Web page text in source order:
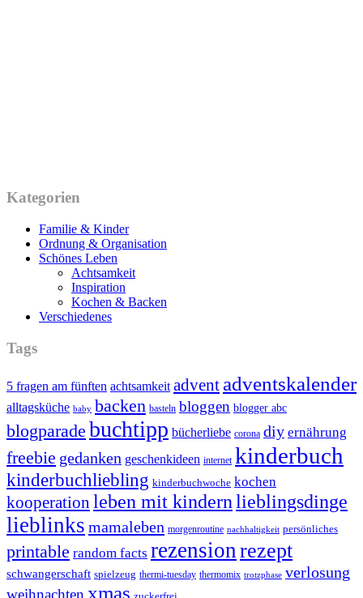
Kategorien
Familie & Kinder
Ordnung & Organisation
Schönes Leben
Achtsamkeit
Inspiration
Kochen & Backen
Verschiedenes
Tags
5 fragen am fünften achtsamkeit advent adventskalender
alltagsküche baby backen basteln bloggen blogger abc
blogparade buchtipp bücherliebe corona diy ernährung
freebie gedanken geschenkideen internet kinderbuch
kinderbuchliebling kinderbuchwoche kochen
kooperation leben mit kindernlieblingsdinge
lieblinks mamaleben morgenroutine nachhaltigkeit persönliches
printable random facts rezensionrezept
schwangerschaft spielzeug thermi-tuesday thermomix trotzphase verlosung
xmas